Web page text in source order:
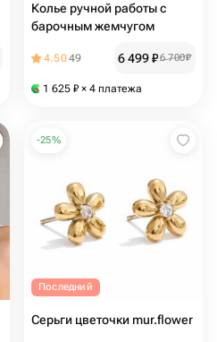
Колье ручной работы с
барочным жемчугом
4.5049 6 499₽6 700₽
1 625 ₽ × 4 платежа
-25%
Последний
Серьги цветочки mur.flower